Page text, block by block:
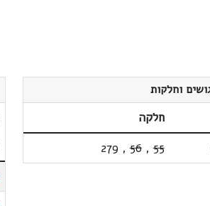
וחלקות
חלקה
55
,
56
,
279